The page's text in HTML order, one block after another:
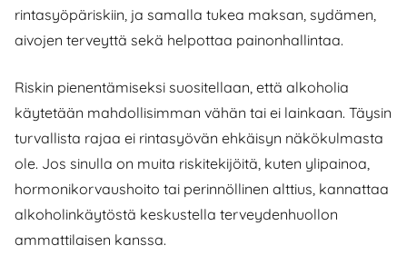
rintasyöpäriskiin, ja samalla tukea maksan, sydämen,
aivojen terveyttä sekä helpottaa painonhallintaa.
Riskin pienentämiseksi suositellaan, että alkoholia
käytetään mahdollisimman vähän tai ei lainkaan. Täysin
turvallista rajaa ei rintasyövän ehkäisyn näkökulmasta
ole. Jos sinulla on muita riskitekijöitä, kuten ylipainoa,
hormonikorvaushoito tai perinnöllinen alttius, kannattaa
alkoholinkäytöstä keskustella terveydenhuollon
ammattilaisen kanssa.